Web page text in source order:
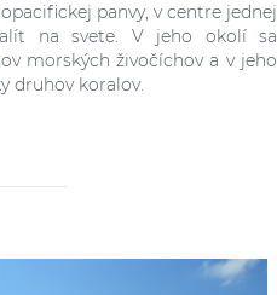
panvy, v centre jednej
na svete. V jeho okolí sa
morských živočíchov a v jeho
druhov koralov.